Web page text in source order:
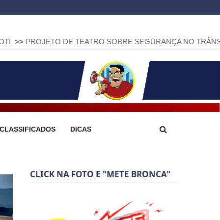
DE TEATRO SOBRE SEGURANÇA NO TRÂNSITO CHEGA A
CLASSIFICADOS DICAS
CLICK NA FOTO E "METE BRONCA"